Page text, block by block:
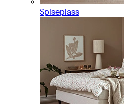
Spiseplass